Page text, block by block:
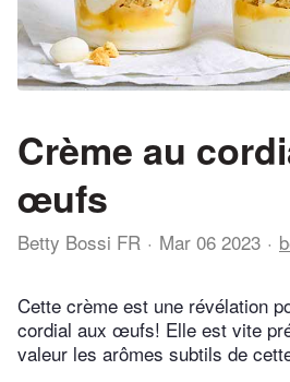
Crème au
œufs
Betty Bossi FR Mar 06 2023
Cette crème est une révélation
cordial aux œufs! Elle est vite
valeur les arômes subtils de